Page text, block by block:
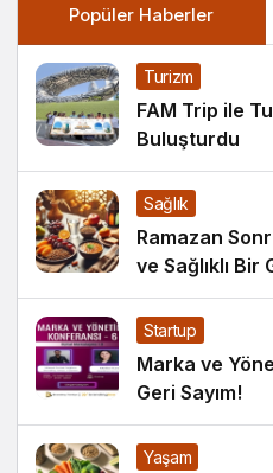
Popüler Haberler
Turizm
FAM Trip ile
Buluşturdu
Sağlık
Ramazan
ve Sağlıklı Bir
Startup
Marka ve
Geri Sayım!
Yaşam